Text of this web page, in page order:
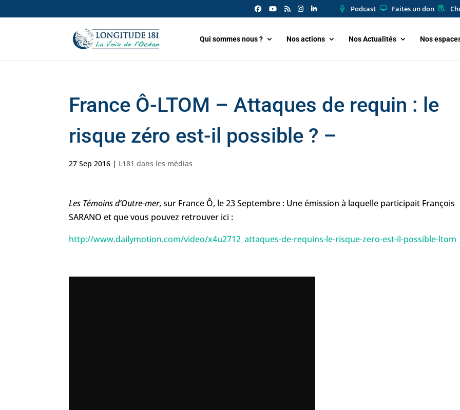
Podcast Faites un don
Qui sommes nous ? Nos actions Nos Actualités Nos
France Ô-LTOM – Attaques de requin : le
risque zéro est-il possible ? –
27 Sep 2016 | L181 dans les médias
Les Témoins d’Outre-mer, sur France Ô, le 23 Septembre : Une émission à laquelle participait François
SARANO et que vous pouvez retrouver ici :
http://www.dailymotion.com/video/x4u2712_attaques-de-requins-le-risque-zero-est-il-possible-